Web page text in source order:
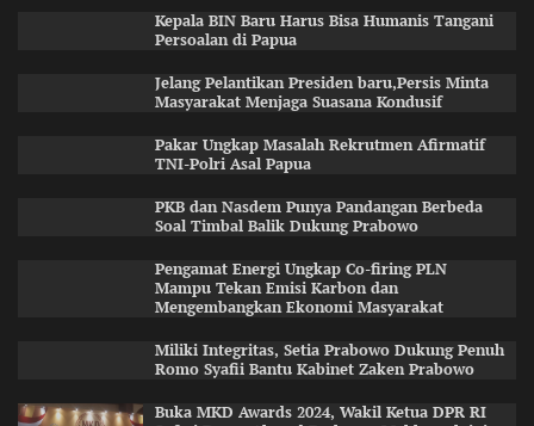
Kepala BIN Baru Harus Bisa Humanis Tangani
Persoalan di Papua
Jelang Pelantikan Presiden baru,Persis Minta
Masyarakat Menjaga Suasana Kondusif
Pakar Ungkap Masalah Rekrutmen Afirmatif
TNI-Polri Asal Papua
PKB dan Nasdem Punya Pandangan Berbeda
Soal Timbal Balik Dukung Prabowo
Pengamat Energi Ungkap Co-firing PLN
Mampu Tekan Emisi Karbon dan
Mengembangkan Ekonomi Masyarakat
Miliki Integritas, Setia Prabowo Dukung Penuh
Romo Syafii Bantu Kabinet Zaken Prabowo
Buka MKD Awards 2024, Wakil Ketua DPR RI